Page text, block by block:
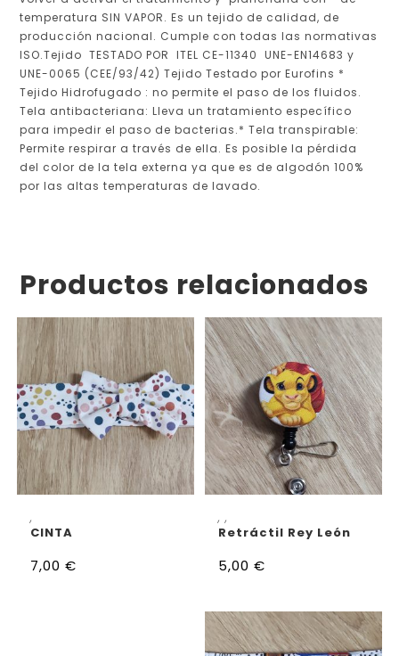
temperatura SIN VAPOR. Es un tejido de calidad, de
producción nacional. Cumple con todas las normativas
ISO.Tejido TESTADO POR ITEL CE-11340 UNE-EN14683 y
UNE-0065 (CEE/93/42) Tejido Testado por Eurofins *
Tejido Hidrofugado : no permite el paso de los fluidos.
Tela antibacteriana: Lleva un tratamiento específico
para impedir el paso de bacterias.* Tela transpirable:
Permite respirar a través de ella. Es posible la pérdida
del color de la tela externa ya que es de algodón 100%
por las altas temperaturas de lavado.
Productos relacionados
,
CINTA
7,00 €
,,
Retráctil Rey León
5,00€